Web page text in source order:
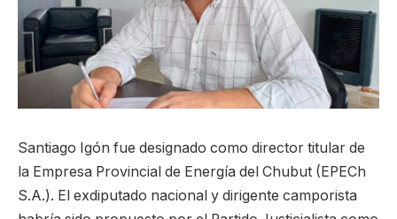
Santiago Igón fue designado como director titular de
la Empresa Provincial de Energía del Chubut (EPECh
S.A.). El exdiputado nacional y dirigente camporista